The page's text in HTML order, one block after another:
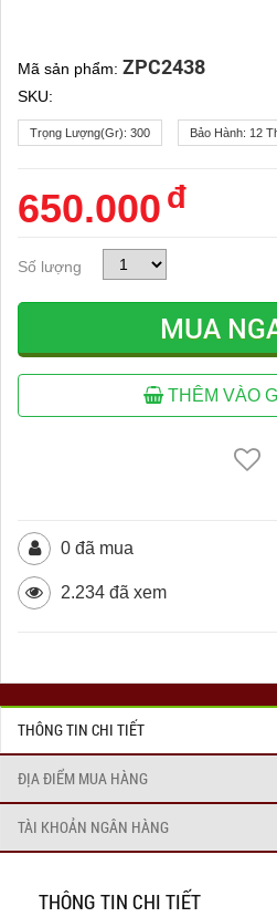
Mã sản phẩm: ZPC2438
SKU:
Trọng Lượng(gr): 300 Bảo Hành: 12
650.000 đ
Số lượng
MUA
THÊM VÀO
0 đã mua
2.234 đã xem
THÔNG TIN CHI TIẾT
ĐỊA ĐIỂM MUA HÀNG
TÀI KHOẢN NGÂN HÀNG
THÔNG TIN CHI TIẾT